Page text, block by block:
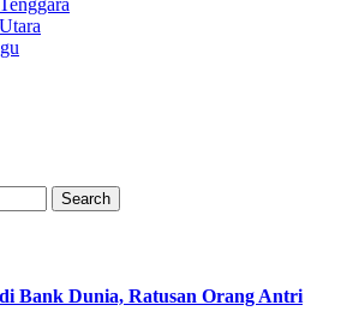
Bank Dunia, Ratusan Orang Antri